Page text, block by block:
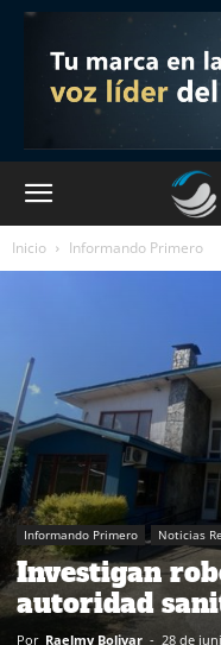
Inicio Informando Primero
Informando Primero Noticias
Investigan
autoridad
Por Raelmy Bolivar - 28 de